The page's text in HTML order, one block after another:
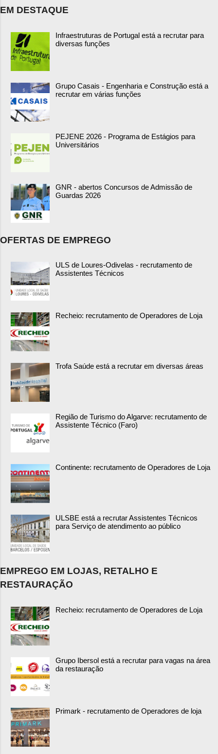
EM DESTAQUE
Infraestruturas de Portugal está a recrutar para
diversas funções
Grupo Casais - Engenharia e Construção está a
recrutar em várias funções
PEJENE 2026 - Programa de Estágios para
Universitários
GNR - abertos Concursos de Admissão de
Guardas 2026
OFERTAS DE EMPREGO
ULS de Loures-Odivelas - recrutamento de
Assistentes Técnicos
Recheio: recrutamento de Operadores de Loja
Trofa Saúde está a recrutar em diversas áreas
Região de Turismo do Algarve: recrutamento de
Assistente Técnico (Faro)
Continente: recrutamento de Operadores de Loja
ULSBE está a recrutar Assistentes Técnicos
para Serviço de atendimento ao público
EMPREGO EM LOJAS, RETALHO E
RESTAURAÇÃO
Recheio: recrutamento de Operadores de Loja
Grupo Ibersol está a recrutar para vagas na área
da restauração
Primark - recrutamento de Operadores de loja